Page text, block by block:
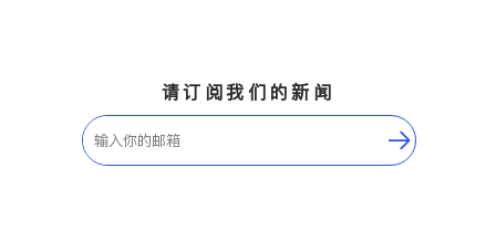
请订阅我们的新闻